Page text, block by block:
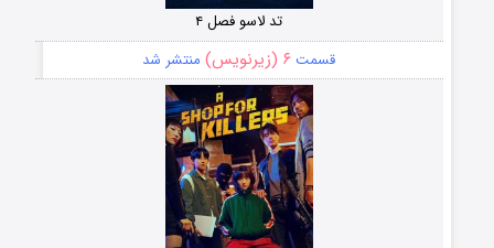
تد لاسو فصل ۴
قسمت ۶ (زیرنویس) منتشر شد